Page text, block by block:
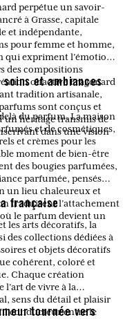
perpétue un savoir-
à Grasse, capitale
et indépendante,
pour femme et homme,
qui expriment l’émotion,
des compositions
olfactive Fragonard
tradition artisanale,
sont conçus et
héritage transmis de
dans une vision
et ambiances
du parfum. La maison
et de cosmétiques,
et crèmes pour les
moment de bien-être
des bougies parfumées,
parfumée, pensés
un lieu chaleureux et
traduisent l’attachement
le parfum devient un
française
les arts décoratifs, la
des collections dédiées à
et objets décoratifs
cohérent, coloré et
Chaque création
de vivre à la
sens du détail et plaisir
conducteur entre le
tournée vers